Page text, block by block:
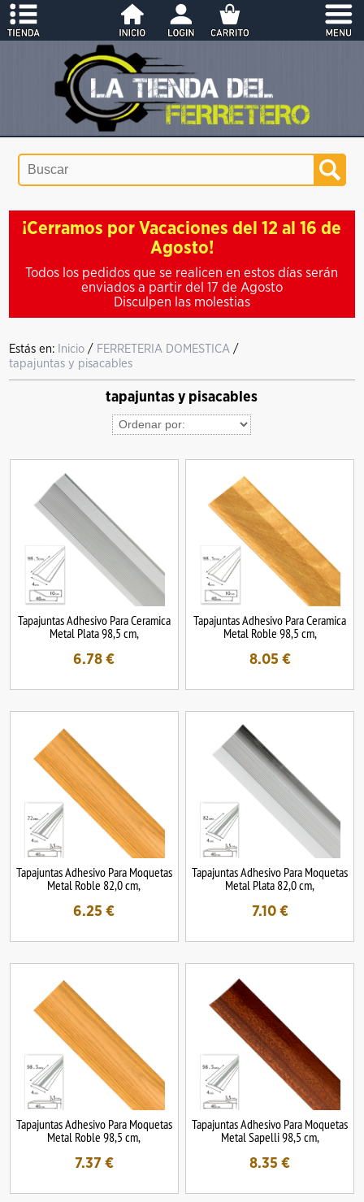
¡Cerramos por Vacaciones del 12 al 16 de
Agosto!
Todos los pedidos que se realicen en estos días serán
enviados a partir del 17 de Agosto
Disculpen las molestias
Estás en: Inicio / FERRETERIA DOMESTICA /
tapajuntas y pisacables
tapajuntas y pisacables
Tapajuntas Adhesivo Para Ceramica
Metal Plata 98,5 cm,
6.78 €
Tapajuntas Adhesivo Para Ceramica
Metal Roble 98,5 cm,
8.05 €
Tapajuntas Adhesivo Para Moquetas
Metal Roble 82,0 cm,
6.25 €
Tapajuntas Adhesivo Para Moquetas
Metal Plata 82,0 cm,
7.10€
Tapajuntas Adhesivo Para Moquetas
Metal Roble 98,5 cm,
7.37 €
Tapajuntas Adhesivo Para Moquetas
Metal Sapelli 98,5 cm,
8.35 €